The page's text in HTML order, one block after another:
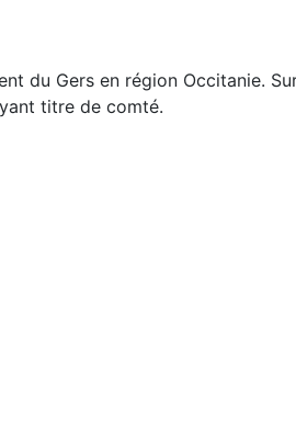
du Gers en région Occitanie.
titre de comté.